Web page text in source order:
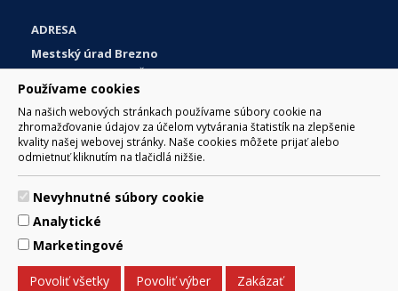
Používame cookies
Na našich webových stránkach používame súbory cookie na
zhromažďovanie údajov za účelom vytvárania štatistík na zlepšenie
kvality našej webovej stránky. Naše cookies môžete prijať alebo
odmietnuť kliknutím na tlačidlá nižšie.
Nevyhnutné súbory cookie
Analytické
Marketingové
Povoliť všetky Povoliť výber Zakázať
ADRESA
Mestský úrad Brezno
Námestie gen. M. R. Štefánika 1
977 01 Brezno
Slovakia (Slovak Republic)
© 2017 Mesto Brezno, Námestie gen. M. R. Štefánika 1, Brezno
977 01 Tel.: 048/28 56 301, 048/28 56 302 Email:
Za obsah zodpovedá Mesto Brezno. Technický prevádzkovateľ:
Arrabella, s.r.o. , Pod Donátom 12/136 Žiar nad Hronom 965 01
podpora@internetova-stranka.sk